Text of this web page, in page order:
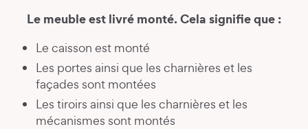
Le meuble est livré monté. Cela signifie que :
Le caisson est monté
Les portes ainsi que les charnières et les
façades sont montées
Les tiroirs ainsi que les charnières et les
mécanismes sont montés